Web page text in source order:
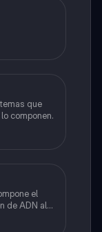
que
componen.
de ADN al